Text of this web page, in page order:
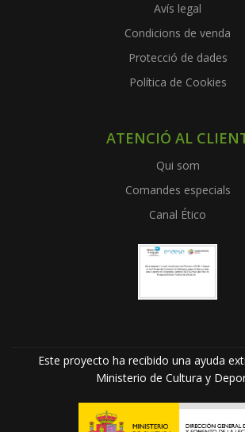
Avís legal
Condicions de venda
Protecció de dades
Política de Cookies
ATENCIÓ AL
Qui som
Comandes especials
Canal Ético
Este proyecto ha recibido una ayuda
Ministerio de Cultura y